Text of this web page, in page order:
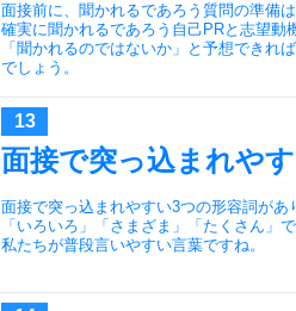
面接前に、聞かれるであろう質問の準備は
確実に聞かれるであろう自己PRと志望動
「聞かれるのではないか」と予想できれ
でしょう。
面接で突っ込まれやす
面接で突っ込まれやすい3つの形容詞があ
「いろいろ」「さまざま」「たくさん」で
私たちが普段言いやすい言葉ですね。